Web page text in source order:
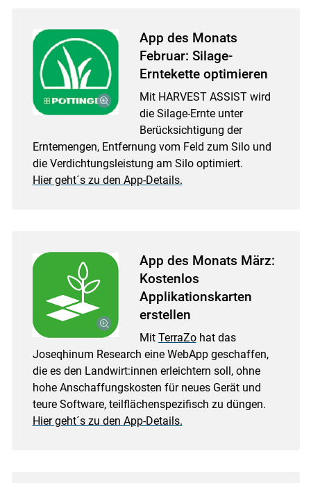
App des Monats
Februar: Silage-
Erntekette optimieren
Mit HARVEST ASSIST wird
die Silage-Ernte unter
Berücksichtigung der
Erntemengen, Entfernung vom Feld zum Silo und
die Verdichtungsleistung am Silo optimiert.
Hier geht´s zu den App-Details.
App des Monats März:
Kostenlos
Applikationskarten
erstellen
Mit TerraZohat das
Joseqhinum Research eine WebApp geschaffen,
die es den Landwirt:innen erleichtern soll, ohne
hohe Anschaffungskosten für neues Gerät und
teure Software, teilflächenspezifisch zu düngen.
Hier geht´s zu den App-Details.